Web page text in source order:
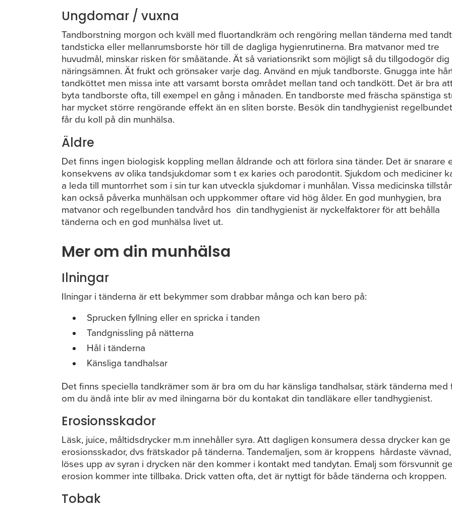
Ungdomar / vuxna
Tandborstning morgon och kväll med fluortandkräm och rengöring mellan tänderna med
tandsticka eller mellanrumsborste hör till de dagliga hygienrutinerna. Bra matvanor med tre
huvudmål, minskar risken för småätande. Ät så variationsrikt som möjligt så du tillgodogör dig
näringsämnen. Ät frukt och grönsaker varje dag. Använd en mjuk tandborste. Gnugga inte
tandköttet men missa inte att varsamt borsta området mellan tand och tandkött. Det är bra
byta tandborste ofta, till exempel en gång i månaden. En tandborste med fräscha spänstiga
har mycket större rengörande effekt än en sliten borste. Besök din tandhygienist
får du koll på din munhälsa.
Äldre
Det finns ingen biologisk koppling mellan åldrande och att förlora sina tänder. Det är snarare
konsekvens av olika tandsjukdomar som t ex karies och parodontit. Sjukdom och mediciner
a leda till muntorrhet som i sin tur kan utveckla sjukdomar i munhålan. Vissa medicinska
kan också påverka munhälsan och uppkommer oftare vid hög ålder. En god munhygien, bra
matvanor och regelbunden tandvård hos din tandhygienist är nyckelfaktorer för att behålla
tänderna och en god munhälsa livet ut.
Mer om din munhälsa
Ilningar
Ilningar i tänderna är ett bekymmer som drabbar många och kan bero på:
Sprucken fyllning eller en spricka i tanden
Tandgnissling på nätterna
Hål i tänderna
Känsliga tandhalsar
Det finns speciella tandkrämer som är bra om du har känsliga tandhalsar, stärk tänderna med
om du ändå inte blir av med ilningarna bör du kontakat din tandläkare eller tandhygienist.
Erosionsskador
Läsk, juice, måltidsdrycker m.m innehåller syra. Att dagligen konsumera dessa drycker kan ge
erosionsskador, dvs frätskador på tänderna. Tandemaljen, som är kroppens hårdaste vävnad,
löses upp av syran i drycken när den kommer i kontakt med tandytan. Emalj som försvunnit
erosion kommer inte tillbaka. Drick vatten ofta, det är nyttigt för både tänderna och kroppen.
Tobak